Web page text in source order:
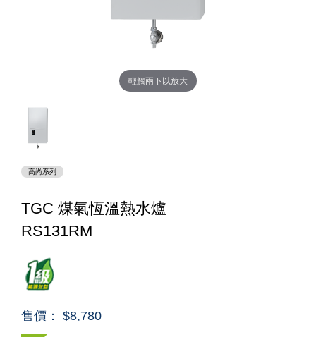
輕觸兩下以放大
高尚系列
TGC 煤氣恆溫熱水爐
RS131RM
售價： $8,780